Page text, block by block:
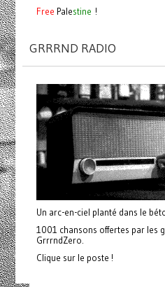
Free Palestine !
GRRRND RADIO
Un arc-en-ciel planté dans le
1001 chansons offertes par les
GrrrndZero.
Clique sur le poste !